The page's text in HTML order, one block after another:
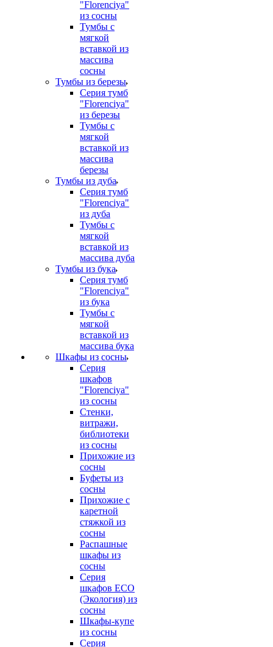
"Florenciya"
из сосны
Тумбы с
мягкой
вставкой из
массива
сосны
Тумбы из березы
Серия тумб
"Florenciya"
из березы
Тумбы с
мягкой
вставкой из
массива
березы
Тумбы из дуба
Серия тумб
"Florenciya"
из дуба
Тумбы с
мягкой
вставкой из
массива дуба
Тумбы из бука
Серия тумб
"Florenciya"
из бука
Тумбы с
мягкой
вставкой из
массива бука
Шкафы из сосны
Серия
шкафов
"Florenciya"
из сосны
Стенки,
витражи,
библиотеки
из сосны
Прихожие из
сосны
Буфеты из
сосны
Прихожие с
каретной
стяжкой из
сосны
Распашные
шкафы из
сосны
Серия
шкафов ECO
(Экология) из
сосны
Шкафы-купе
из сосны
Серия